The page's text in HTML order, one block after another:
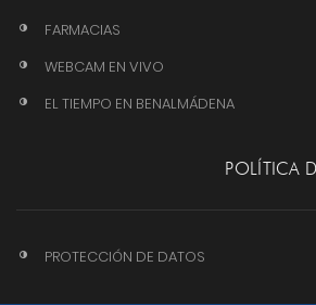
FARMACIAS
WEBCAM EN VIVO
EL TIEMPO EN BENALMÁDENA
POLÍTICA
PROTECCIÓN DE DATOS